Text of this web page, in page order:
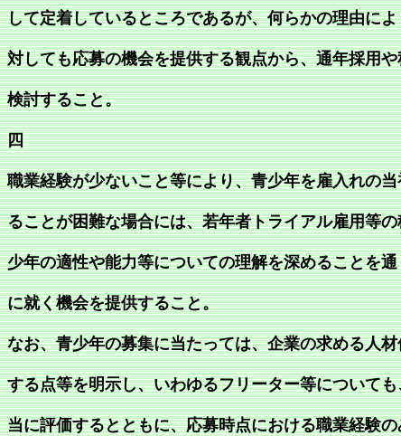
して定着しているところであるが、何らかの理由に
対しても応募の機会を提供する観点から、通年採用
検討すること。
四
職業経験が少ないこと等により、青少年を雇入れの
ることが困難な場合には、若年者トライアル雇用等
少年の適性や能力等についての理解を深めることを
に就く機会を提供すること。
なお、青少年の募集に当たっては、企業の求める人
する点等を明示し、いわゆるフリーター等について
当に評価するとともに、応募時点における職業経験